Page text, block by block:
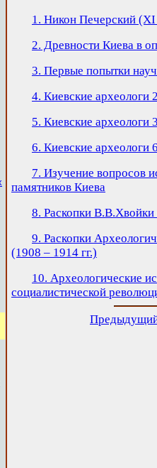
1. Никон Печерский
2. Древности Киева в
3. Первые попытки
4. Киевские
5. Киевские
6. Киевские
7. Изучение вопросов
памятников Киева
8. Раскопки В.В.Хвойки
9. Раскопки
(1908 – 1914 гг.)
10. Археологические
социалистической